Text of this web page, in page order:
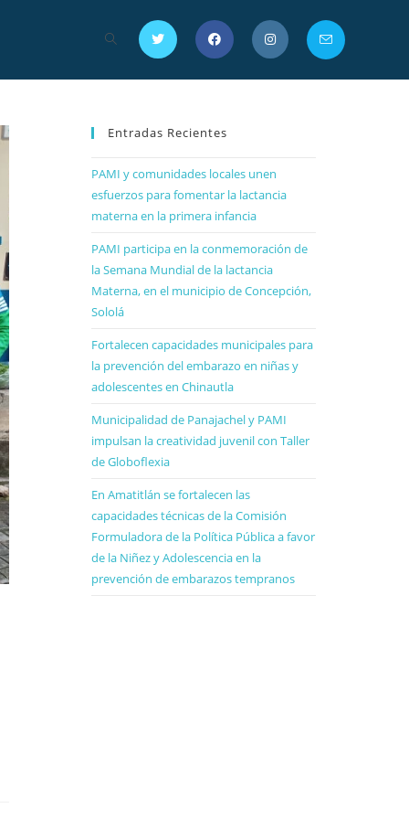
Entradas Recientes
PAMI y comunidades locales unen
esfuerzos para fomentar la lactancia
materna en la primera infancia
PAMI participa en la conmemoración de
la Semana Mundial de la lactancia
Materna, en el municipio de Concepción,
Sololá
Fortalecen capacidades municipales para
la prevención del embarazo en niñas y
adolescentes en Chinautla
Municipalidad de Panajachel y PAMI
impulsan la creatividad juvenil con Taller
de Globoflexia
En Amatitlán se fortalecen las
capacidades técnicas de la Comisión
Formuladora de la Política Pública a favor
de la Niñez y Adolescencia en la
prevención de embarazos tempranos